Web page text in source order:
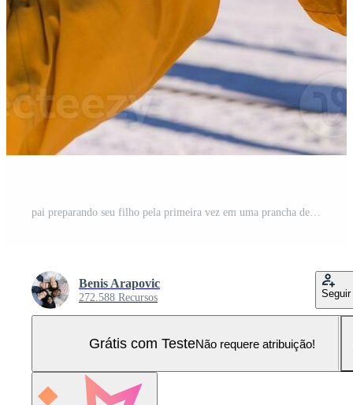
pai preparando seu filho pela primeira vez em uma prancha de snowboard Foto Pro
Benis Arapovic
272.588 Recursos Seguir
Grátis com TesteNão requere atribuição!